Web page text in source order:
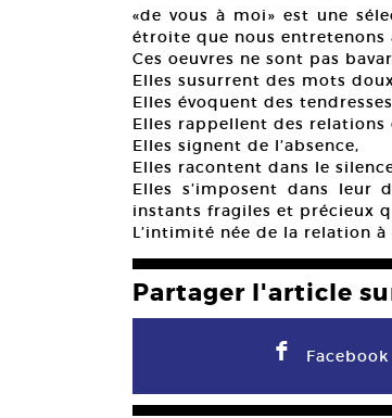
«de vous à moi» est une
étroite que nous entretenons
Ces oeuvres ne sont pas
Elles susurrent des mots
Elles évoquent des
Elles rappellent des relations
Elles signent de l’absence,
Elles racontent dans le
Elles s’imposent dans leur
instants fragiles et précieux
L’intimité née de la relation
Partager l'article
F Facebook